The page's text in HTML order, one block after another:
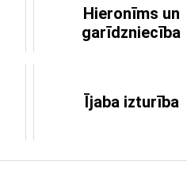
Hieronīms un
garīdzniecība
Ījaba izturība